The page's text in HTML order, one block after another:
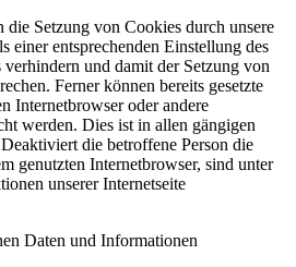
die Setzung von Cookies durch unsere
einer entsprechenden Einstellung des
verhindern und damit der Setzung von
Ferner können bereits gesetzte
Internetbrowser oder andere
werden. Dies ist in allen gängigen
die betroffene Person die
genutzten Internetbrowser, sind unter
unserer Internetseite
Daten und Informationen